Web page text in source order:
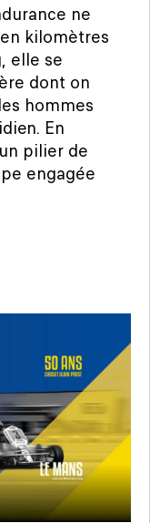
ne
kilomètres
elle se
dont on
hommes
En
pilier de
engagée